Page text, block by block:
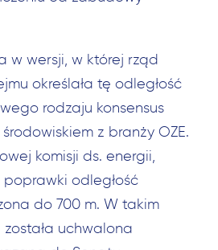
w wersji, w której rząd
określała tę odległość
rodzaju konsensus
z branży OZE.
komisji ds. energii,
poprawki odległość
do 700 m. W takim
uchwalona